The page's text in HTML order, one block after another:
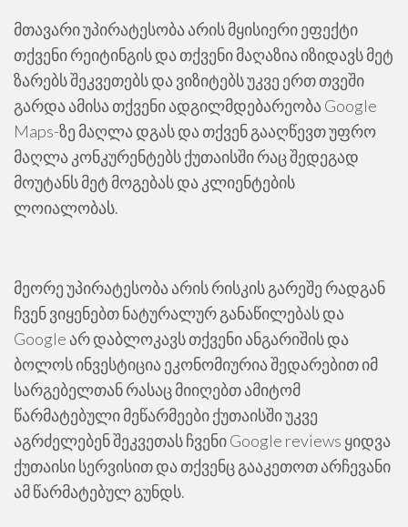
მთავარი უპირატესობა არის მყისიერი ეფექტი
თქვენი რეიტინგის და თქვენი მაღაზია იზიდავს მეტ
ზარებს შეკვეთებს და ვიზიტებს უკვე ერთ თვეში
გარდა ამისა თქვენი ადგილმდებარეობა Google
Maps-ზე მაღლა დგას და თქვენ გააღწევთ უფრო
მაღლა კონკურენტებს ქუთაისში რაც შედეგად
მოუტანს მეტ მოგებას და კლიენტების
ლოიალობას.
მეორე უპირატესობა არის რისკის გარეშე რადგან
ჩვენ ვიყენებთ ნატურალურ განაწილებას და
Google არ დაბლოკავს თქვენი ანგარიშის და
ბოლოს ინვესტიცია ეკონომიურია შედარებით იმ
სარგებელთან რასაც მიიღებთ ამიტომ
წარმატებული მეწარმეები ქუთაისში უკვე
აგრძელებენ შეკვეთას ჩვენი Google reviews ყიდვა
ქუთაისი სერვისით და თქვენც გააკეთოთ არჩევანი
ამ წარმატებულ გუნდს.